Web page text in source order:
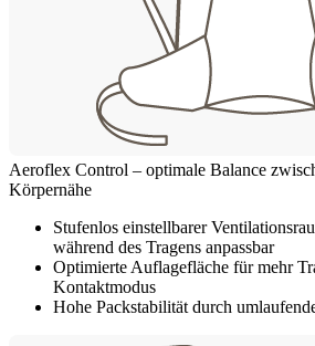
Aeroflex Control – optimale Balance
Körpernähe
Stufenlos einstellbarer
während des Tragens anpassbar
Optimierte Auflagefläche für mehr
Kontaktmodus
Hohe Packstabilität durch